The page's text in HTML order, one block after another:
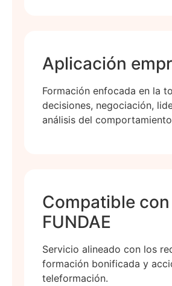
Aplicación
Formación enfocada en la
decisiones, negociación,
análisis del
Compatible con
FUNDAE
Servicio alineado con los
formación bonificada y
teleformación.